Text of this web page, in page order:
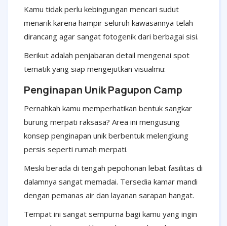
Kamu tidak perlu kebingungan mencari sudut
menarik karena hampir seluruh kawasannya telah
dirancang agar sangat fotogenik dari berbagai sisi.
Berikut adalah penjabaran detail mengenai spot
tematik yang siap mengejutkan visualmu:
Penginapan Unik Pagupon Camp
Pernahkah kamu memperhatikan bentuk sangkar
burung merpati raksasa? Area ini mengusung
konsep penginapan unik berbentuk melengkung
persis seperti rumah merpati.
Meski berada di tengah pepohonan lebat fasilitas di
dalamnya sangat memadai. Tersedia kamar mandi
dengan pemanas air dan layanan sarapan hangat.
Tempat ini sangat sempurna bagi kamu yang ingin